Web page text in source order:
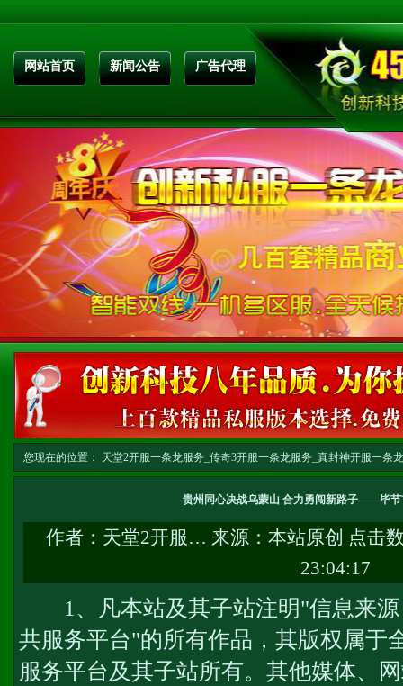
网站首页 新闻公告 广告代理
您现在的位置： 天堂2开服一条龙服务_传奇3开服一条龙服务_真封神开服一条
贵州同心决战乌蒙山 合力勇闯新路子——毕节
作者： 天堂2开服… 来源：本站原创 点击
23:04:17
1、凡本站及其子站注明"信息来源
共服务平台"的所有作品，其版权属于
服务平台及其子站所有。其他媒体、